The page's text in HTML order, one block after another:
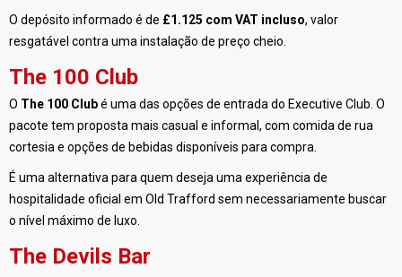
O depósito informado é de £1.125 com VAT incluso, valor
resgatável contra uma instalação de preço cheio.
The 100 Club
O The 100 Clubé uma das opções de entrada do Executive Club. O
pacote tem proposta mais casual e informal, com comida de rua
cortesia e opções de bebidas disponíveis para compra.
É uma alternativa para quem deseja uma experiência de
hospitalidade oficial em Old Trafford sem necessariamente buscar
o nível máximo de luxo.
The Devils Bar